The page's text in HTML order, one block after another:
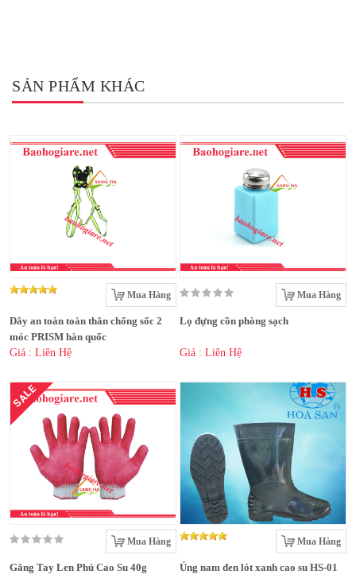
SẢN PHẨM KHÁC
Mua Hàng
Dây an toàn toàn thân chống sốc 2
móc PRISM hàn quốc
Giá : Liên Hệ
Mua Hàng
Lọ đựng cồn phòng sạch
Giá : Liên Hệ
SALE
Mua Hàng
Găng Tay Len Phủ Cao Su 40g
Mua Hàng
Ủng nam đen lót xanh cao su HS-01